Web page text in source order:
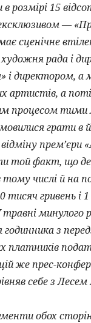
15
—
сценічне
рада і
і директором, а
артистів, а
процесом тими
грати в
відміну
той факт, що
числі й на
тисяч гривень і
годинника з
платників
же прес-
себе з
обох